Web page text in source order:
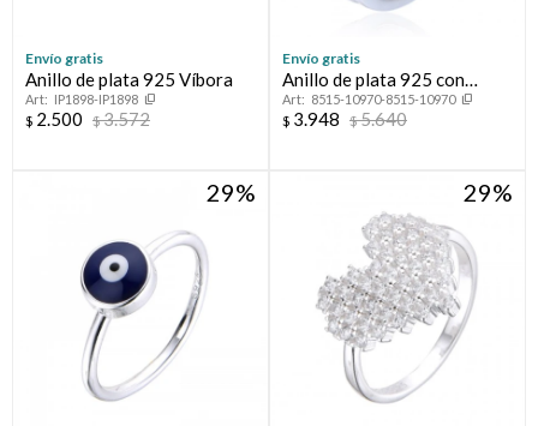
Envío gratis
Anillo de plata 925 Víbora
IP1898-IP1898
$ 2.500 $3.572
Envío gratis
Anillo de plata 925 con
circonias, PROMESA
8515-10970-8515-10970
$ 3.948 $5.640
29 29